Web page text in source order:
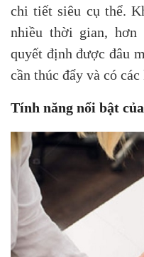
chi tiết siêu cụ thể.
nhiều thời gian, hơn
quyết định được đâu
cần thúc đẩy và có
Tính năng nổi bật